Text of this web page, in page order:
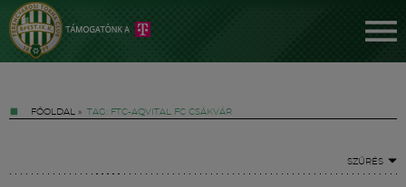
FŐOLDAL » TAG: FTC-AQVITAL FC CSÁKVÁR
SZŰRÉS